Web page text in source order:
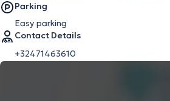
Parking
Easy parking
Contact Details
+32471463610